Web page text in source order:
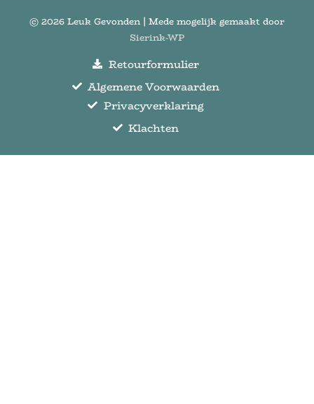
© 2026 Leuk Gevonden | Mede mogelijk gemaakt door
Sierink-WP
Retourformulier
Algemene Voorwaarden
Privacyverklaring
Klachten